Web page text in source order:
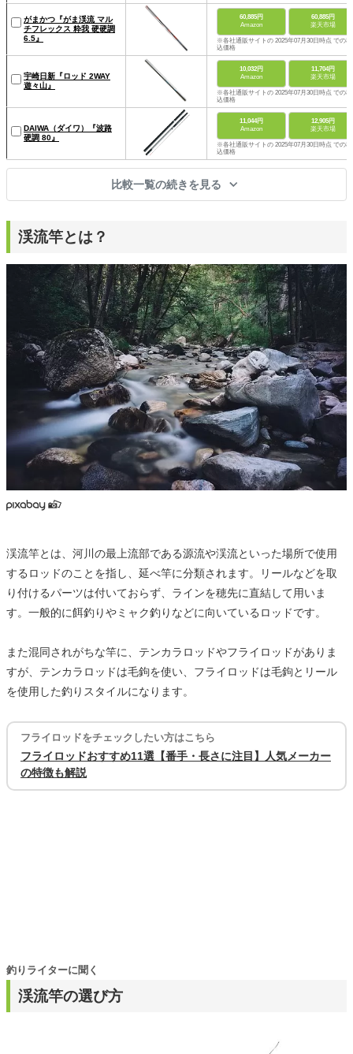
がまかつ『がま渓流 マル
チフレックス 粋我 硬硬調
6.5』
60,885円
Amazon
60,885円
楽天市場
※各社通販サイトの 2025年07月30日時点 での税
込価格
宇崎日新『ロッド 2WAY
遊々山』
10,032円
Amazon
11,704円
楽天市場
※各社通販サイトの 2025年07月30日時点 での税
込価格
DAIWA（ダイワ）『波路
硬調 80』
11,044円
Amazon
12,905円
楽天市場
※各社通販サイトの 2025年07月30日時点 での税
込価格
比較一覧の続きを見る
渓流竿とは？
渓流竿とは、河川の最上流部である源流や渓流といった場所で使用
するロッドのことを指し、延べ竿に分類されます。リールなどを取
り付けるパーツは付いておらず、ラインを穂先に直結して用いま
す。一般的に餌釣りやミャク釣りなどに向いているロッドです。
また混同されがちな竿に、テンカラロッドやフライロッドがありま
すが、テンカラロッドは毛鉤を使い、フライロッドは毛鉤とリール
を使用した釣りスタイルになります。
フライロッドをチェックしたい方はこちら
フライロッドおすすめ11選【番手・長さに注目】人気メーカー
の特徴も解説
渓流竿の選び方
釣りライターに聞く